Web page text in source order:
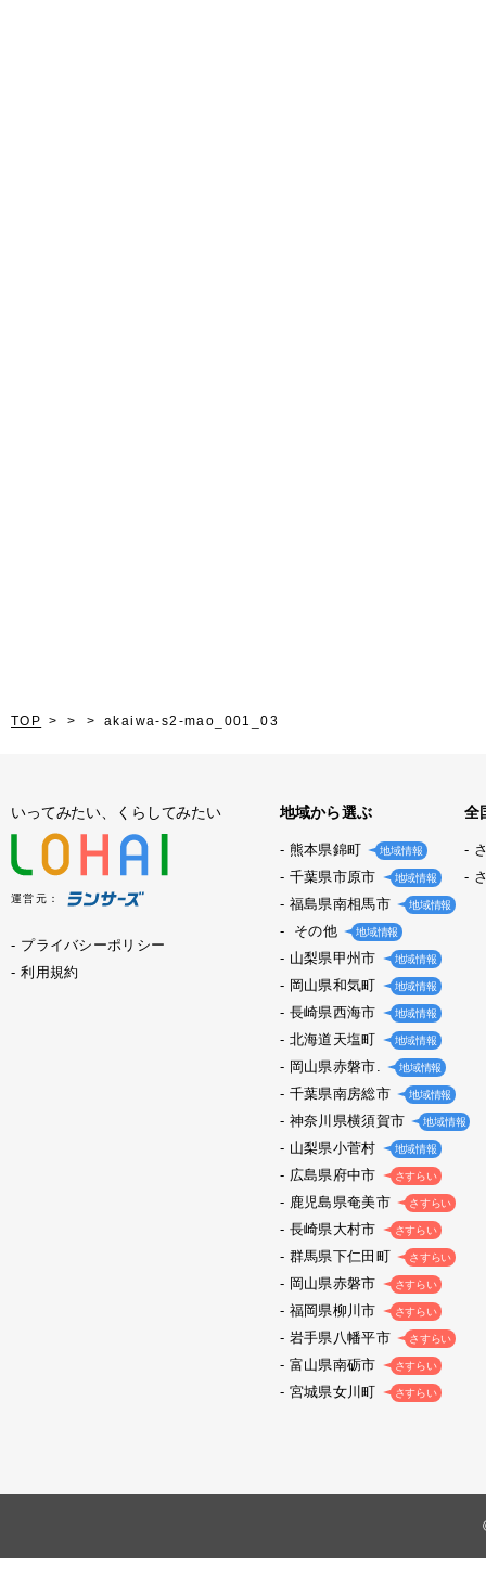
TOP akaiwa-s2-mao_001_03
いってみたい、くらしてみたい
運営元：
プライバシーポリシー
利用規約
地域から選ぶ
熊本県錦町 地域情報
千葉県市原市 地域情報
福島県南相馬市 地域情報
その他 地域情報
山梨県甲州市 地域情報
岡山県和気町 地域情報
長崎県西海市 地域情報
北海道天塩町 地域情報
岡山県赤磐市. 地域情報
千葉県南房総市 地域情報
神奈川県横須賀市 地域情報
山梨県小菅村 地域情報
広島県府中市 さすらい
鹿児島県奄美市 さすらい
長崎県大村市 さすらい
群馬県下仁田町 さすらい
岡山県赤磐市 さすらい
福岡県柳川市 さすらい
岩手県八幡平市 さすらい
富山県南砺市 さすらい
宮城県女川町 さすらい
全